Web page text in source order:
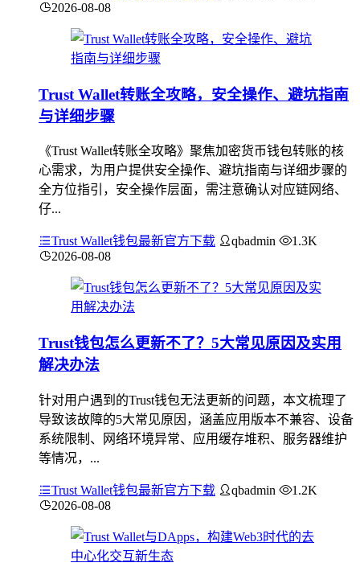
2026-08-08
Trust Wallet转账全攻略，安全操作、避坑指南
与详细步骤
《Trust Wallet转账全攻略》聚焦加密货币钱包转账的核
心需求，为用户提供安全操作、避坑指南与详细步骤的
全方位指引，安全操作层面，需注意确认对应链网络、
仔...
Trust Wallet钱包最新官方下载 qbadmin
1.3K
2026-08-08
Trust钱包怎么更新不了？5大常见原因及实用
解决办法
针对用户遇到的Trust钱包无法更新的问题，本文梳理了
导致该故障的5大常见原因，涵盖应用版本不兼容、设备
系统限制、网络环境异常、应用缓存堆积、服务器维护
等情况，...
Trust Wallet钱包最新官方下载 qbadmin
1.2K
2026-08-08